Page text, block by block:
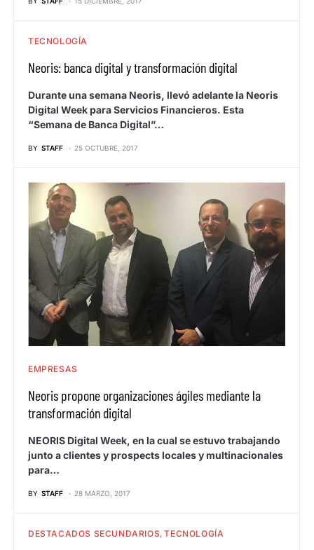
TECNOLOGÍA
Neoris: banca digital y transformación digital
Durante una semana Neoris, llevó adelante la Neoris
Digital Week para Servicios Financieros. Esta
“Semana de Banca Digital”…
BY STAFF 25 OCTUBRE, 2017
EMPRESAS
Neoris propone organizaciones ágiles mediante la
transformación digital
NEORIS Digital Week, en la cual se estuvo trabajando
junto a clientes y prospects locales y multinacionales
para…
BY STAFF 28 MARZO, 2017
DESTACADOS SECUNDARIOS TECNOLOGÍA